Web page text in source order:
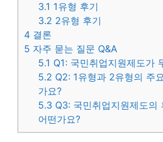
3.1 1유형 후기
3.2 2유형 후기
4 결론
5 자주 묻는 질문 Q&A
5.1 Q1: 국민취업지원제도가
5.2 Q2: 1유형과 2유형의 주
가요?
5.3 Q3: 국민취업지원제도의
어떤가요?